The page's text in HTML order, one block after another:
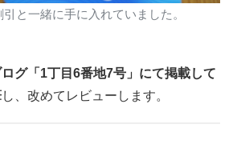
と一緒に手に入れていました。
グ「1丁目6番地7号」にて掲載して
し、改めてレビューします。